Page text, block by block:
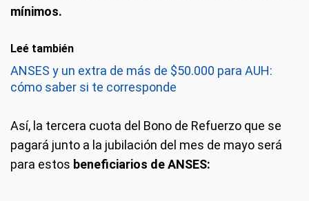
mínimos.
Leé también
ANSES y un extra de más de $50.000 para AUH:
cómo saber si te corresponde
Así, la tercera cuota del Bono de Refuerzo que se
pagará junto a la jubilación del mes de mayo será
para estos beneficiarios de ANSES: